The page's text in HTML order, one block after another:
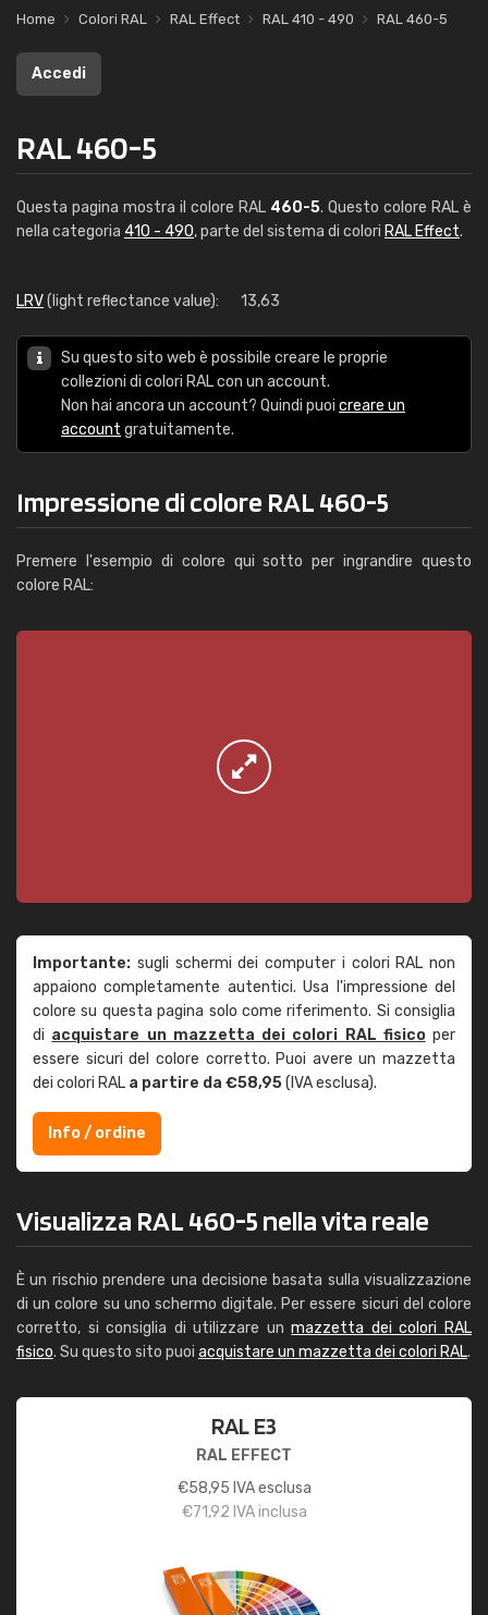
Home Colori RAL RAL Effect RAL 410 - 490 RAL 460-5
Accedi
RAL 460-5
Questa pagina mostra il colore RAL 460-5. Questo colore RAL è
nella categoria 410 - 490, parte del sistema di colori RAL Effect.
LRV(light reflectance value): 13,63
Su questo sito web è possibile creare le proprie
collezioni di colori RAL con un account.
Non hai ancora un account? Quindi puoi creare un
account gratuitamente.
Impressione di colore RAL 460-5
Premere l'esempio di colore qui sotto per ingrandire questo
colore RAL:
Importante: sugli schermi dei computer i colori RAL non
appaiono completamente autentici. Usa l'impressione del
colore su questa pagina solo come riferimento. Si consiglia
di acquistare un mazzetta dei colori RAL fisicoper
essere sicuri del colore corretto. Puoi avere un mazzetta
dei colori RAL a partire da €58,95(IVA esclusa).
Info / ordine
Visualizza RAL 460-5 nella vita reale
È un rischio prendere una decisione basata sulla visualizzazione
di un colore su uno schermo digitale. Per essere sicuri del colore
corretto, si consiglia di utilizzare unmazzetta dei colori RAL
fisico. Su questo sito puoi acquistare un mazzetta dei colori RAL.
RAL E3
RAL EFFECT
€58,95 IVA esclusa
€71,92 IVA inclusa